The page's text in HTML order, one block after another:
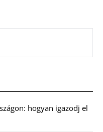
hogyan igazodj el